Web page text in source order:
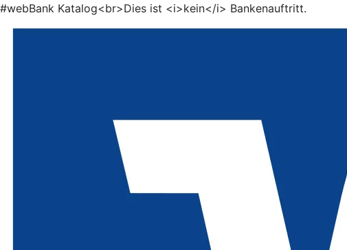
#webBank Katalog<br>Dies ist <i>kein</i> Bankenauftritt.